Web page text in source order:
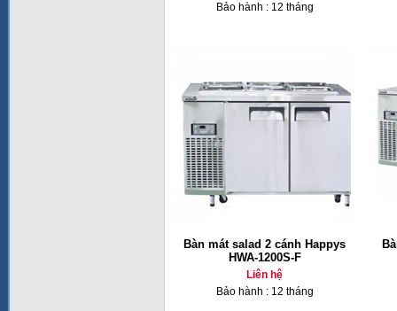
Bảo hành : 12 tháng
Bàn mát salad 2 cánh Happys
HWA-1200S-F
Liên hệ
Bảo hành : 12 tháng